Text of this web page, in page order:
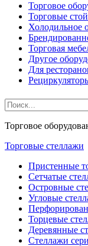
Торговое
Торговые
Холодильное
Торговая
Другое
Для
Торговое
Торговые стеллажи
Пристенные
Сетчатые
Островные
Угловые
Торцевые
Деревянные
Стеллажи